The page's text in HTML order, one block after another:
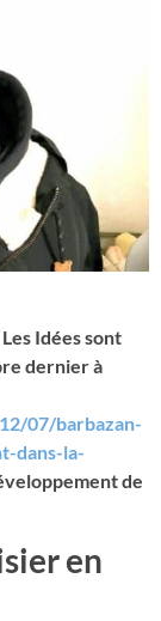
Idées sont
dernier à
07/barbazan-
dans-la-
de
en